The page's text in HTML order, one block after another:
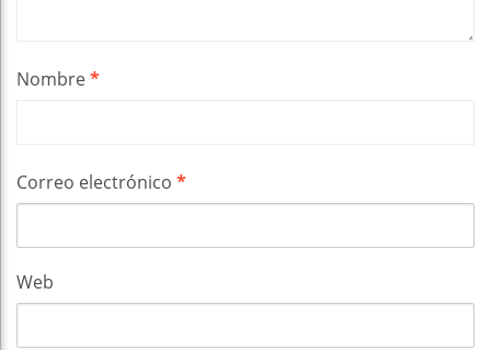
Nombre*
Correo electrónico *
Web